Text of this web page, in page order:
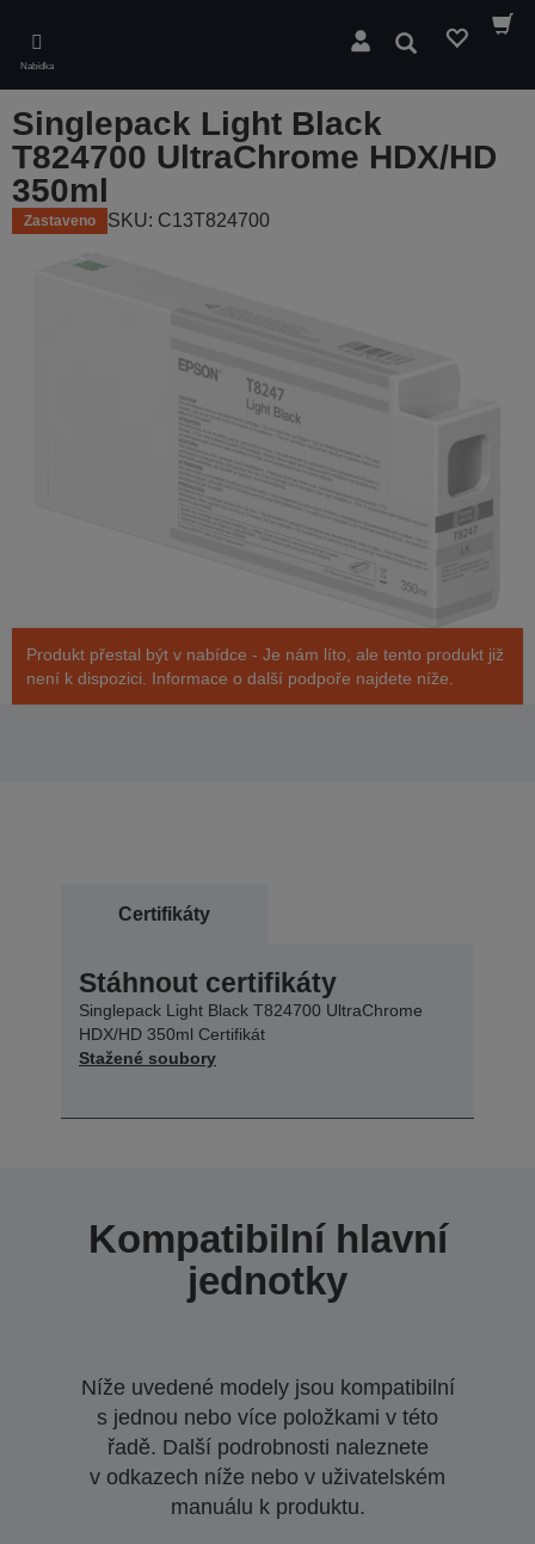
main
content
Nabídka
Hledat
Singlepack Light Black
T824700 UltraChrome HDX/HD
350ml
Zastaveno SKU: C13T824700
Produkt přestal být v nabídce - Je nám líto, ale tento produkt již
není k dispozici. Informace o další podpoře najdete níže.
Certifikáty
Stáhnout certifikáty
Singlepack Light Black T824700 UltraChrome
HDX/HD 350ml Certifikát
Stažené soubory
Kompatibilní hlavní
jednotky
Níže uvedené modely jsou kompatibilní
s jednou nebo více položkami v této
řadě. Další podrobnosti naleznete
v odkazech níže nebo v uživatelském
manuálu k produktu.